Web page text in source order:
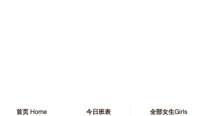
首页 Home 今日班表 全部女生Girls